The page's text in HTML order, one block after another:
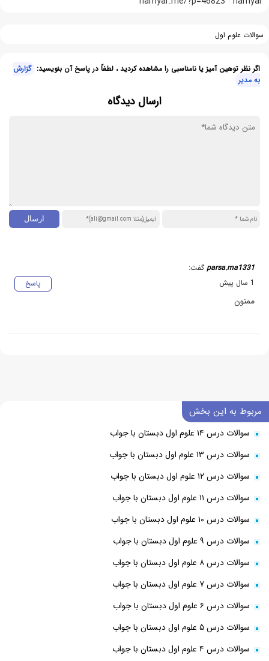
سوالات علوم اول
اگر نظر توهین آمیز یا نامناسبی را مشاهده کردید ، لطفاً در پاسخ آن بنویسید: گزارش
به مدیر
ارسال دیدگاه
parsa.ma1331 گفت:
پاسخ
1 سال پیش
ممنون
مربوط به این بخش
سوالات درس ۱۴ علوم اول دبستان با جواب
سوالات درس ۱۳ علوم اول دبستان با جواب
سوالات درس ۱۲ علوم اول دبستان با جواب
سوالات درس ۱۱ علوم اول دبستان با جواب
سوالات درس ۱۰ علوم اول دبستان با جواب
سوالات درس ۹ علوم اول دبستان با جواب
سوالات درس ۸ علوم اول دبستان با جواب
سوالات درس ۷ علوم اول دبستان با جواب
سوالات درس ۶ علوم اول دبستان با جواب
سوالات درس ۵ علوم اول دبستان با جواب
سوالات درس ۴ علوم اول دبستان با جواب